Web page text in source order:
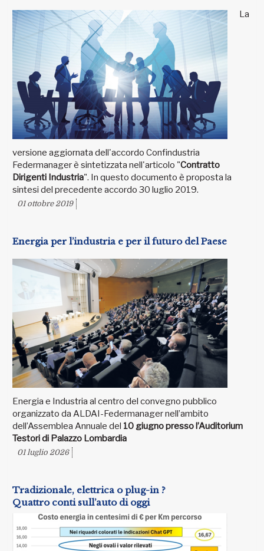
La
versione aggiornata dell'accordo Confindustria
Federmanager è sintetizzata nell'articolo "Contratto
Dirigenti Industria". In questo documento è proposta la
sintesi del precedente accordo 30 luglio 2019.
01 ottobre 2019
Energia per l’industria e per il futuro del Paese
Energia e Industria al centro del convegno pubblico
organizzato da ALDAI-Federmanager nell’ambito
dell’Assemblea Annuale del 10 giugno presso l’Auditorium
Testori di Palazzo Lombardia
01 luglio 2026
Tradizionale, elettrica o plug-in ?
Quattro conti sull’auto di oggi